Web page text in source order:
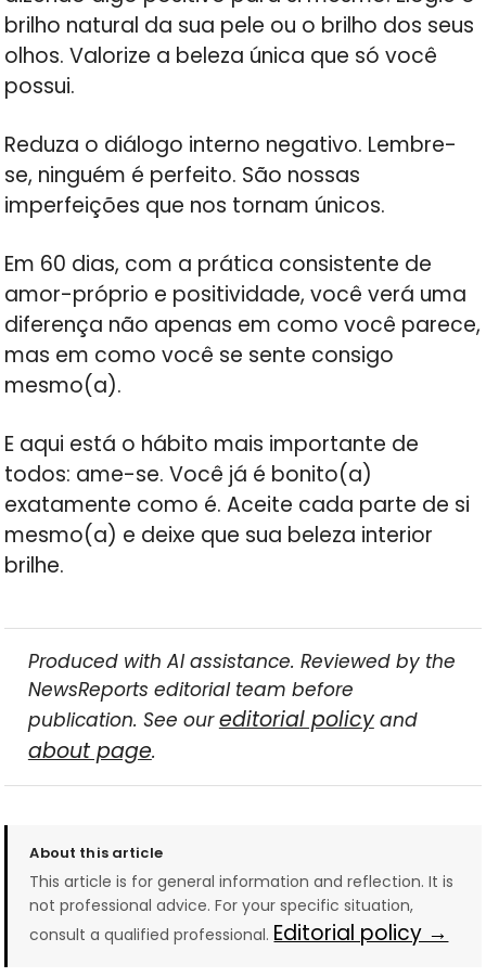
brilho natural da sua pele ou o brilho dos seus
olhos. Valorize a beleza única que só você
possui.
Reduza o diálogo interno negativo. Lembre-
se, ninguém é perfeito. São nossas
imperfeições que nos tornam únicos.
Em 60 dias, com a prática consistente de
amor-próprio e positividade, você verá uma
diferença não apenas em como você parece,
mas em como você se sente consigo
mesmo(a).
E aqui está o hábito mais importante de
todos: ame-se. Você já é bonito(a)
exatamente como é. Aceite cada parte de si
mesmo(a) e deixe que sua beleza interior
brilhe.
Produced with AI assistance. Reviewed by the
NewsReports editorial team before
publication. See oureditorial policyand
about page.
About this article
This article is for general information and reflection. It is
not professional advice. For your specific situation,
consult a qualified professional. Editorial policy →